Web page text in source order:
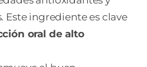
Este ingrediente es clave
oral de alto